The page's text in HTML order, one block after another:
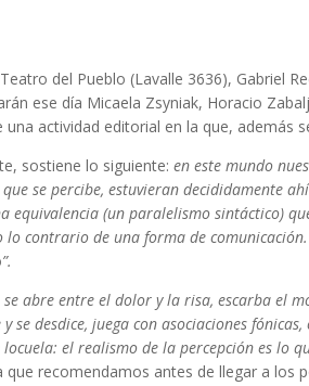
del Pueblo (Lavalle 3636), Gabriel
ese día Micaela Zsyniak, Horacio
actividad editorial en la que, además
sostiene lo siguiente: en este mundo
se percibe, estuvieran decididamente
(un paralelismo sintáctico)
contrario de una forma de comunicación.
”.
abre entre el dolor y la risa, escarba el
se desdice, juega con asociaciones
el realismo de la percepción es lo
recomendamos antes de llegar a los